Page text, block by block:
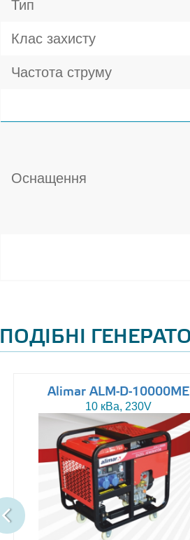
Тип
Клас захисту
Частота струму
Оснащення
ПОДІБНІ
Alimar ALM-D-10000ME
10 кВа, 230V